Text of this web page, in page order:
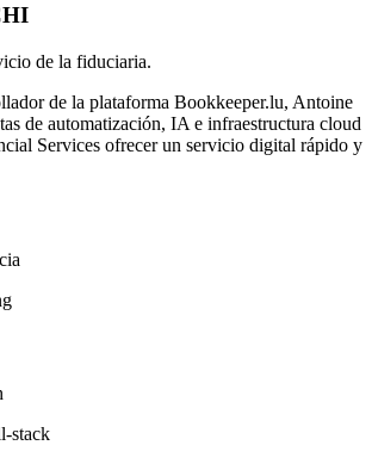
de la fiduciaria.
de la plataforma Bookkeeper.lu, Antoine
de automatización, IA e infraestructura cloud
Services ofrecer un servicio digital rápido y
stack